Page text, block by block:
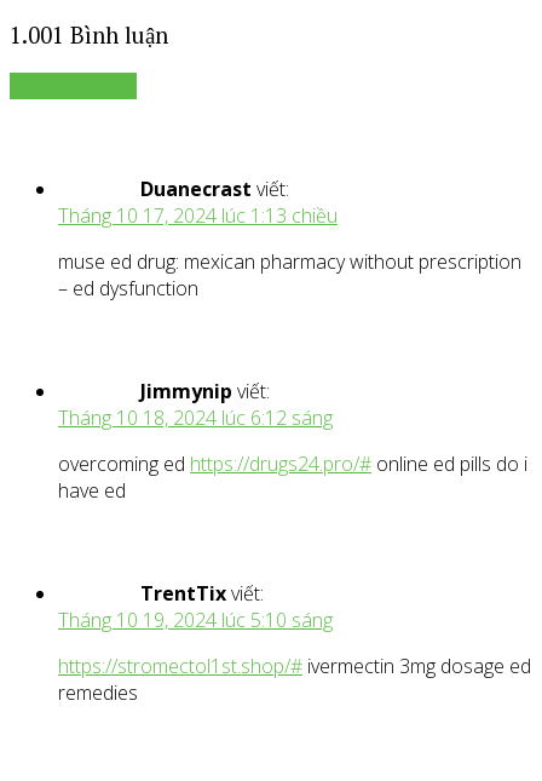
1.001 Bình luận
Duanecrast viết:
Tháng 10 17, 2024 lúc 1:13 chiều
muse ed drug: mexican pharmacy without prescription
– ed dysfunction
Jimmynip viết:
Tháng 10 18, 2024 lúc 6:12 sáng
overcoming ed https://drugs24.pro/# online ed pills do i
have ed
TrentTixviết:
Tháng 10 19, 2024 lúc 5:10 sáng
https://stromectol1st.shop/# ivermectin 3mg dosage ed
remedies